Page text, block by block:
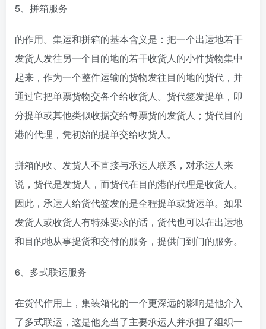
5、拼箱服务
的作用。集运和拼箱的基本含义是：把一个出运地若干
发货人发往另一个目的地的若干收货人的小件货物集中
起来，作为一个整件运输的货物发往目的地的货代，并
通过它把单票货物交各个给收货人。货代签发提单，即
分提单或其他类似收据交给每票货的发货人；货代目的
港的代理，凭初始的提单交给收货人。
拼箱的收、发货人不直接与承运人联系，对承运人来
说，货代是发货人，而货代在目的港的代理是收货人。
因此，承运人给货代签发的是全程提单或货运单。如果
发货人或收货人有特殊要求的话，货代也可以在出运地
和目的地从事提货和交付的服务，提供门到门的服务。
6、多式联运服务
在货代作用上，集装箱化的一个更深远的影响是他介入
了多式联运，这是他充当了主要承运人并承担了组织一